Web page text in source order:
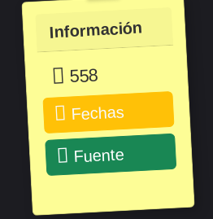
Información
558
Fechas
Fuente